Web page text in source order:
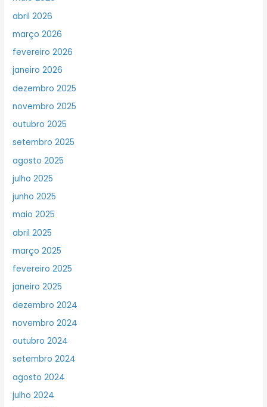
abril 2026
março 2026
fevereiro 2026
janeiro 2026
dezembro 2025
novembro 2025
outubro 2025
setembro 2025
agosto 2025
julho 2025
junho 2025
maio 2025
abril 2025
março 2025
fevereiro 2025
janeiro 2025
dezembro 2024
novembro 2024
outubro 2024
setembro 2024
agosto 2024
julho 2024